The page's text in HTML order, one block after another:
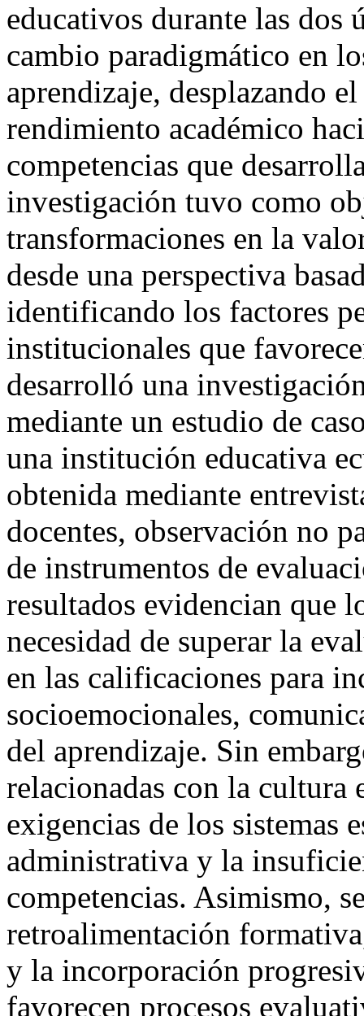
educativos durante las dos
cambio paradigmático en
aprendizaje, desplazando
rendimiento académico
competencias que
investigación tuvo como
transformaciones en la
desde una perspectiva
identificando los factores
institucionales que
desarrolló una
mediante un estudio de
una institución educativa
obtenida mediante
docentes, observación no
de instrumentos de
resultados evidencian que
necesidad de superar la
en las calificaciones para
socioemocionales,
del aprendizaje. Sin
relacionadas con la
exigencias de los sistemas
administrativa y la
competencias. Asimismo,
retroalimentación
y la incorporación
favorecen procesos